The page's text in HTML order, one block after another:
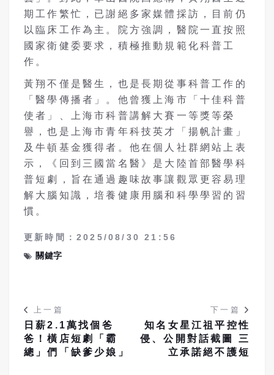
期工作繁忙，已謝絕多家媒體採訪，目前仍
以臨床工作為主。院方強調，醫院一直按照
國家衛健委要求，積極推動規範化科普工
作。
黃翔不僅是醫生，也是長期從事科普工作的
「醫學傳播者」。他曾獲上海市「十佳科普
使者」、上海市科普講解大賽一等獎等榮
譽，也是上海市青年科技英才「揚帆計畫」
及牛頓基金獲得者。他在個人社群網站上表
示，《回到三國當名醫》是大陸首部醫學科
普短劇，旨在通過趣味故事讓觀眾更容易理
解大腦知識，培養健康用腦和科學學習的習
慣。
更新時間：2025/08/30 21:56
關鍵字
上一篇
日薪2.1萬找個爸
爸！橫店短劇「霸
總」們「缺爹少娘」
下一篇
知名女星江祖平控性
侵、公開對話截圖 三
立承諾絕不護短